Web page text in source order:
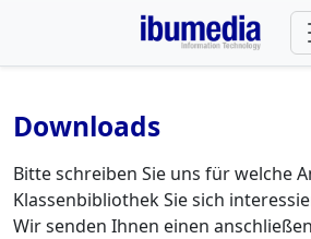
Downloads
Bitte schreiben Sie uns für welche
Klassenbibliothek Sie sich
Wir senden Ihnen einen